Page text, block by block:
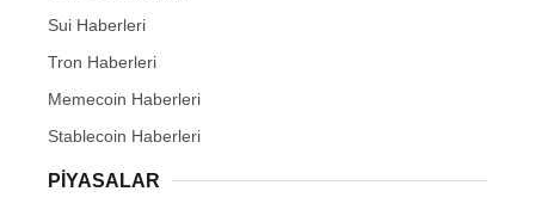
Sui Haberleri
Tron Haberleri
Memecoin Haberleri
Stablecoin Haberleri
PIYASALAR